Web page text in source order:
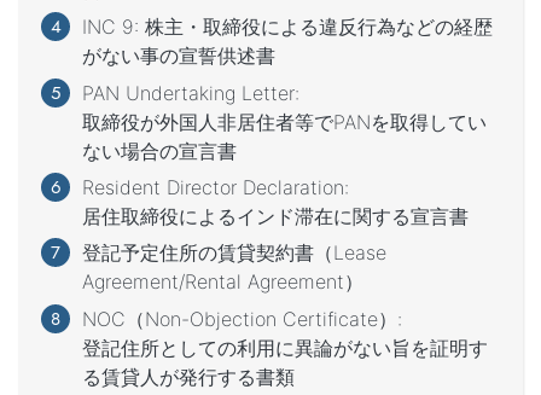
INC 9: 株主・取締役による違反行為などの経歴
がない事の宣誓供述書
PAN Undertaking Letter:
取締役が外国人非居住者等でPANを取得してい
ない場合の宣言書
Resident Director Declaration:
居住取締役によるインド滞在に関する宣言書
登記予定住所の賃貸契約書（Lease
Agreement/Rental Agreement）
NOC（Non-Objection Certificate）:
登記住所としての利用に異論がない旨を証明す
る賃貸人が発行する書類